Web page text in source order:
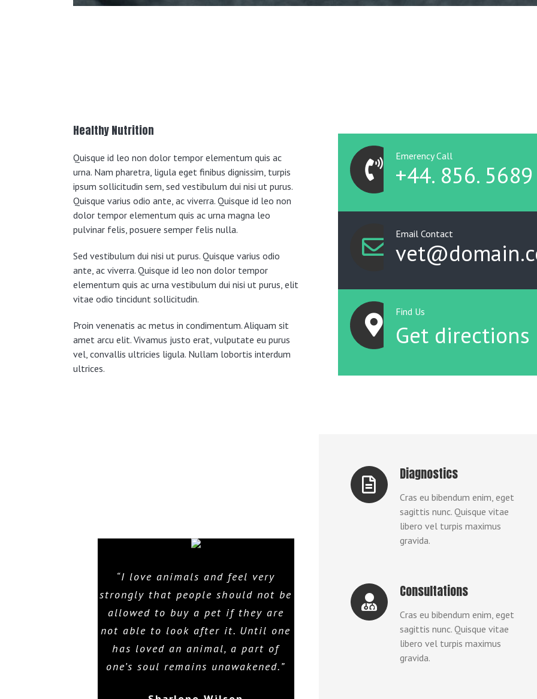
Healthy Nutrition
Quisque id leo non dolor tempor elementum quis ac
urna. Nam pharetra, ligula eget finibus dignissim, turpis
ipsum sollicitudin sem, sed vestibulum dui nisi ut purus.
Quisque varius odio ante, ac viverra. Quisque id leo non
dolor tempor elementum quis ac urna magna leo
pulvinar felis, posuere semper felis nulla.
Sed vestibulum dui nisi ut purus. Quisque varius odio
ante, ac viverra. Quisque id leo non dolor tempor
elementum quis ac urna vestibulum dui nisi ut purus, elit
vitae odio tincidunt sollicitudin.
Proin venenatis ac metus in condimentum. Aliquam sit
amet arcu elit. Vivamus justo erat, vulputate eu purus
vel, convallis ultricies ligula. Nullam lobortis interdum
ultrices.
Emerency Call
+44. 856. 5689
Email Contact
Find Us
Get directions
“I love animals and feel very
strongly that people should not be
allowed to buy a pet if they are
not able to look after it. Until one
has loved an animal, a part of
one’s soul remains unawakened.”
Diagnostics
Cras eu bibendum enim, eget
sagittis nunc. Quisque vitae
libero vel turpis maximus
gravida.
Consultations
Cras eu bibendum enim, eget
sagittis nunc. Quisque vitae
libero vel turpis maximus
gravida.